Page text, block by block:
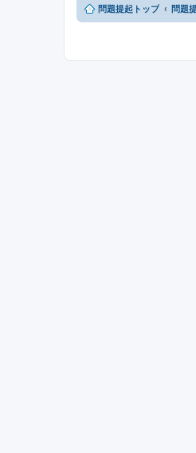
問題提起トップ 問題